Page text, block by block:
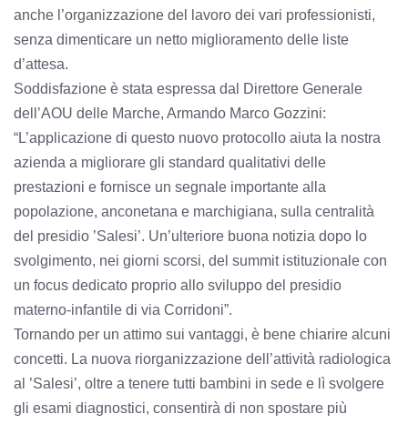
anche l’organizzazione del lavoro dei vari professionisti,
senza dimenticare un netto miglioramento delle liste
d’attesa.
Soddisfazione è stata espressa dal Direttore Generale
dell’AOU delle Marche, Armando Marco Gozzini:
“L’applicazione di questo nuovo protocollo aiuta la nostra
azienda a migliorare gli standard qualitativi delle
prestazioni e fornisce un segnale importante alla
popolazione, anconetana e marchigiana, sulla centralità
del presidio ’Salesi’. Un’ulteriore buona notizia dopo lo
svolgimento, nei giorni scorsi, del summit istituzionale con
un focus dedicato proprio allo sviluppo del presidio
materno-infantile di via Corridoni”.
Tornando per un attimo sui vantaggi, è bene chiarire alcuni
concetti. La nuova riorganizzazione dell’attività radiologica
al ’Salesi’, oltre a tenere tutti bambini in sede e lì svolgere
gli esami diagnostici, consentirà di non spostare più